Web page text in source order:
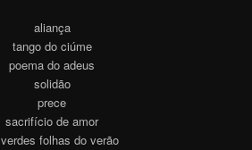
aliança
tango do ciúme
poema do adeus
solidão
prece
sacrifício de amor
folhas do verão